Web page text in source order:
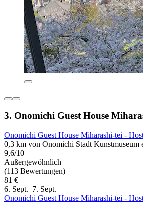
3. Onomichi Guest House
Onomichi Guest House Miharashi-tei -
0,3 km von Onomichi Stadt Kunstmuseum
9,6/10
Außergewöhnlich
(113 Bewertungen)
81 €
6. Sept.–7. Sept.
Onomichi Guest House Miharashi-tei -